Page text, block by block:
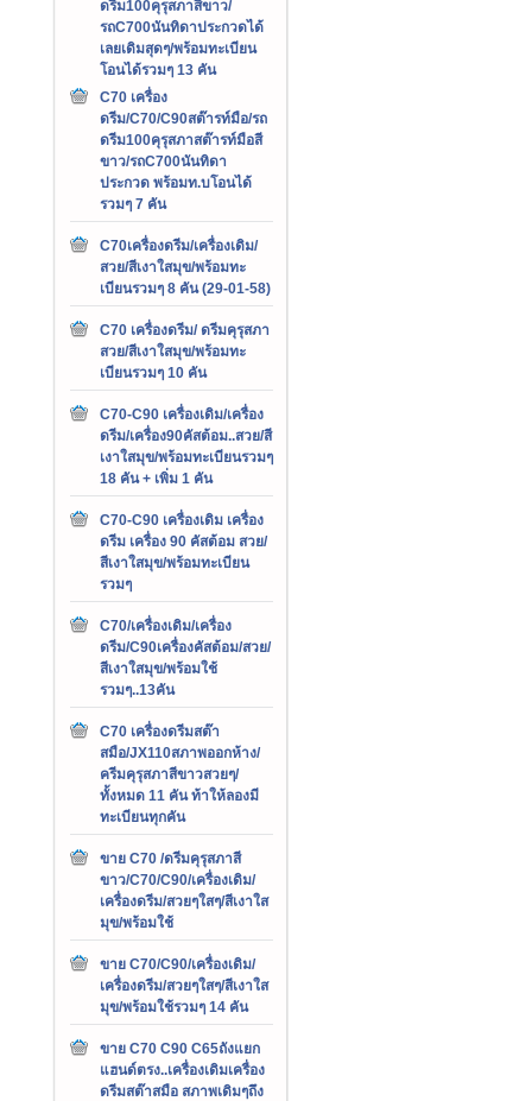
ดรีม100คุรุสภาสีขาว/
รถC700นันทิดาประกวดได้
เลยเดิมสุดๆ/พร้อมทะเบียน
โอนได้รวมๆ 13 คัน
C70 เครื่อง
ดรีม/C70/C90สต๊ารท์มือ/รถ
ดรีม100คุรุสภาสต๊ารท์มือสี
ขาว/รถC700นันทิดา
ประกวด พร้อมท.บโอนได้
รวมๆ 7 คัน
C70เครื่องดรีม/เครื่องเดิม/
สวย/สีเงาใสมุข/พร้อมทะ
เบียนรวมๆ 8 คัน (29-01-58)
C70 เครื่องดรีม/ ดรีมคุรุสภา
สวย/สีเงาใสมุข/พร้อมทะ
เบียนรวมๆ 10 คัน
C70-C90 เครื่องเดิม/เครื่อง
ดรีม/เครื่อง90คัสต้อม..สวย/สี
เงาใสมุข/พร้อมทะเบียนรวมๆ
18 คัน + เพิ่ม 1 คัน
C70-C90 เครื่องเดิม เครื่อง
ดรีม เครื่อง 90 คัสต้อม สวย/
สีเงาใสมุข/พร้อมทะเบียน
รวมๆ
C70/เครื่องเดิม/เครื่อง
ดรีม/C90เครื่องคัสต้อม/สวย/
สีเงาใสมุข/พร้อมใช้
รวมๆ..13คัน
C70 เครื่องดรีมสต๊า
สมือ/JX110สภาพออกห้าง/
ครีมคุรุสภาสีขาวสวยๆ/
ทั้งหมด 11 คัน ท้าให้ลองมี
ทะเบียนทุกคัน
ขาย C70 /ดรีมคุรุสภาสี
ขาว/C70/C90/เครื่องเดิม/
เครื่องดรีม/สวยๆใสๆ/สีเงาใส
มุข/พร้อมใช้
ขาย C70/C90/เครื่องเดิม/
เครื่องดรีม/สวยๆใสๆ/สีเงาใส
มุข/พร้อมใช้รวมๆ 14 คัน
ขาย C70 C90 C65ถังแยก
แฮนด์ตรง..เครื่องเดิมเครื่อง
ดรีมสต๊าสมือ สภาพเดิมๆถึง